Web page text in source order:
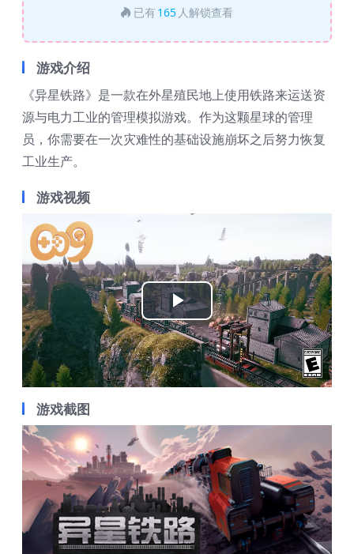
已有 165 人解锁查看
游戏介绍
《异星铁路》是一款在外星殖民地上使用铁路来运送资
源与电力工业的管理模拟游戏。作为这颗星球的管理
员，你需要在一次灾难性的基础设施崩坏之后努力恢复
工业生产。
游戏视频
Play
Video
游戏截图